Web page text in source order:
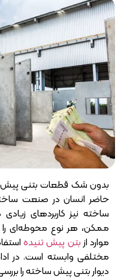
بدون شک قطعات بتنی پیش
حاضر انسان در صنعت
ساخته نیز کاربردهای
ممکن، هر نوع محوطه‌ای را
موارد از بتن پیش تنیده
مختلفی وابسته است. در
دیوار بتنی پیش ساخته را